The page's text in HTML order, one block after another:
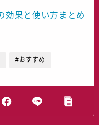
効果と使い方まとめ
#おすすめ